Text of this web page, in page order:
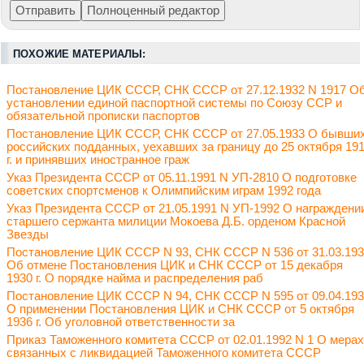
ПОХОЖИЕ МАТЕРИАЛЫ:
Постановление ЦИК СССР, СНК СССР от 27.12.1932 N 1917
установлении единой паспортной системы по Союзу ССР и
обязательной прописки паспортов
Постановление ЦИК СССР, СНК СССР от 27.05.1933 О
российских подданных, уехавших за границу до 25 октября
г. и принявших иностранное граж
Указ Президента СССР от 05.11.1991 N УП-2810 О подготовке
советских спортсменов к Олимпийским играм 1992 года
Указ Президента СССР от 21.05.1991 N УП-1992 О
старшего сержанта милиции Мокоева Д.Б. орденом Красной
Звезды
Постановление ЦИК СССР N 93, СНК СССР N 536 от
Об отмене Постановления ЦИК и СНК СССР от 15 декабря
1930 г. О порядке найма и распределения раб
Постановление ЦИК СССР N 94, СНК СССР N 595 от
О применении Постановления ЦИК и СНК СССР от 5 октября
1936 г. Об уголовной ответственности за
Приказ Таможенного комитета СССР от 02.01.1992 N 1 О
связанных с ликвидацией Таможенного комитета СССР